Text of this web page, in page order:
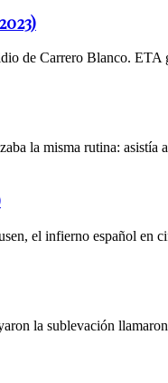
de Carrero Blanco.
la misma rutina: asistía
el infierno español en
la sublevación